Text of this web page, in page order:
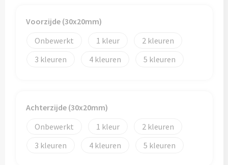
Promotietassen
Schoenentassen
Schoudertassen
Voorzijde (30x20mm)
Onbewerkt
1
2
3
4 5
Achterzijde (30x20mm)
Onbewerkt
1
2
3
4 5